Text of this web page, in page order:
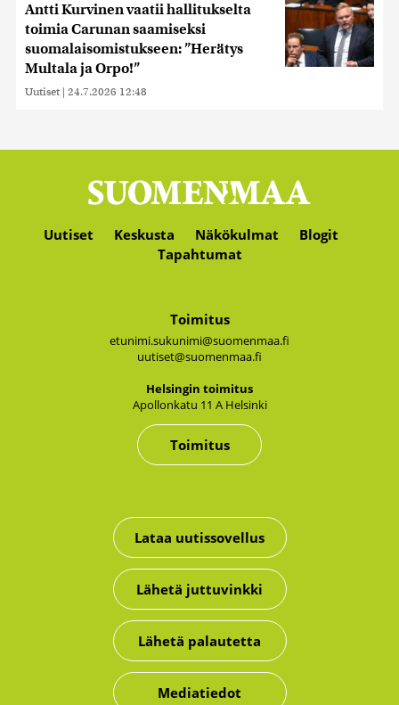
Antti Kurvinen vaatii hallitukselta
toimia Carunan saamiseksi
suomalaisomistukseen: ”Herätys
Multala ja Orpo!”
Uutiset | 24.7.2026 12:48
Uutiset Keskusta Näkökulmat
Blogit
Tapahtumat
Toimitus
etunimi.sukunimi@suomenmaa.fi
uutiset@suomenmaa.fi
Hel­sin­gin toi­mi­tus
Apol­lon­ka­tu 11 A Hel­sin­ki
Toimitus
Lataa uutissovellus
Lähetä juttuvinkki
Lähetä palautetta
Mediatiedot